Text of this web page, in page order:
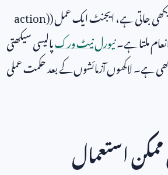
جاتی ہے، ایجنٹ ایک عمل (action)
ملتا ہے۔نیورل نیٹ ورکپالیسی سیکھتی
لاکھوں آزمائشوں کے بعد حکمت عملی
استعمال